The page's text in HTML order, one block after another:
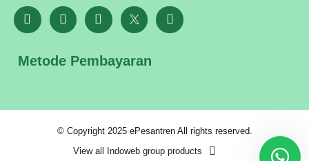
Metode Pembayaran
© Copyright 2025 ePesantren All rights reserved.
View all Indoweb group products